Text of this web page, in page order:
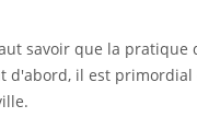
savoir que la
d'abord, il est